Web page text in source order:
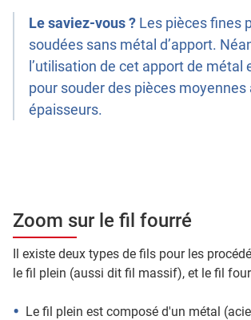
Le saviez-vous ? Les pièces fines
soudées sans métal d’apport.
l’utilisation de cet apport de métal
pour souder des pièces moyennes
épaisseurs.
Zoom sur le fil fourré
Il existe deux types de fils pour les
le fil plein (aussi dit fil massif), et le fil
Le fil plein est composé d'un métal